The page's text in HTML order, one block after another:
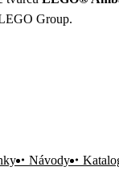
Group.
Návody